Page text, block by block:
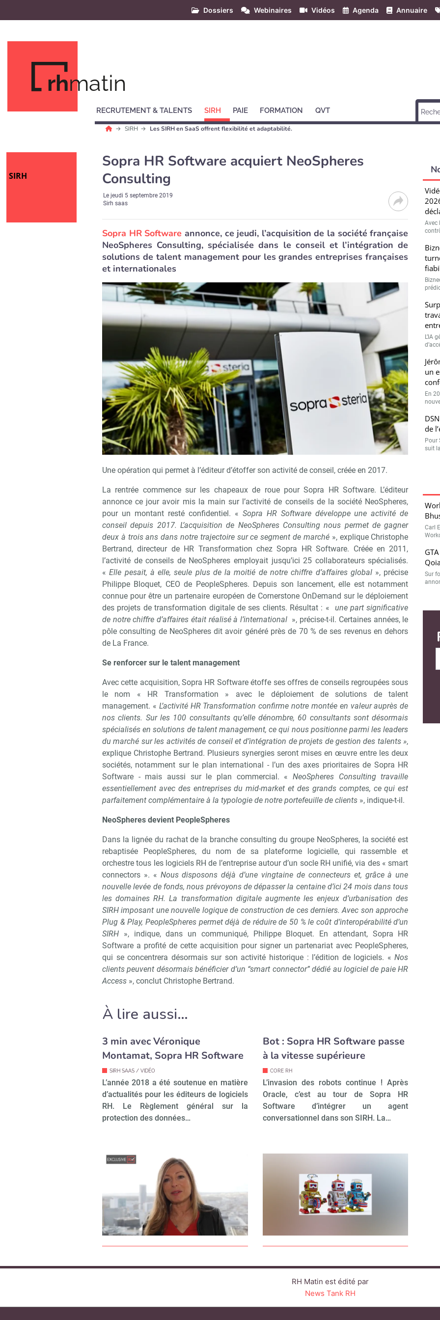
Dossiers Webinaires Vidéos Agenda Annuaire
rhmatin
RECRUTEMENT & TALENTS SIRH PAIE FORMATION QVT
SIRH Les SIRH en SaaS offrent flexibilité et adaptabilité.
SIRH
Sopra HR Software acquiert NeoSpheres
Consulting
Lejeudi 5 septembre 2019
Sirh saas
Sopra HR Software annonce, ce jeudi, l’acquisition de la société française
NeoSpheres Consulting, spécialisée dans le conseil et l’intégration de
solutions de talent management pour les grandes entreprises françaises
et internationales
Une opération qui permet à l’éditeur d’étoffer son activité de conseil, créée en 2017.
La rentrée commence sur les chapeaux de roue pour Sopra HR Software. L’éditeur
annonce ce jour avoir mis la main sur l’activité de conseils de la société NeoSpheres,
pour un montant resté confidentiel. « Sopra HR Software développe une activité de
conseil depuis 2017. L’acquisition de NeoSpheres Consulting nous permet de gagner
deux à trois ans dans notre trajectoire sur ce segment de marché», explique Christophe
Bertrand, directeur de HR Transformation chez Sopra HR Software. Créée en 2011,
l’activité de conseils de NeoSpheres employait jusqu’ici 25 collaborateurs spécialisés.
«Elle pesait, à elle, seule plus de la moitié de notre chiffre d’affaires global», précise
Philippe Bloquet, CEO de PeopleSpheres. Depuis son lancement, elle est notamment
connue pour être un partenaire européen de Cornerstone OnDemand sur le déploiement
des projets de transformation digitale de ses clients. Résultat : «
une part significative
de notre chiffre d’affaires était réalisé à l’international », précise-t-il. Certaines années, le
pôle consulting de NeoSpheres dit avoir généré près de 70 % de ses revenus en dehors
de La France.
Se renforcer sur le talent management
Avec cette acquisition, Sopra HR Software étoffe ses offres de conseils regroupées sous
le nom « HR Transformation » avec le déploiement de solutions de talent
management. « L’activité HR Transformation confirme notre montée en valeur auprès de
nos clients. Sur les 100 consultants qu’elle dénombre, 60 consultants sont désormais
spécialisés en solutions de talent management, ce qui nous positionne parmi les leaders
du marché sur les activités de conseil et d’intégration de projets de gestion des talents »,
explique Christophe Bertrand. Plusieurs synergies seront mises en œuvre entre les deux
sociétés, notamment sur le plan international - l’un des axes prioritaires de Sopra HR
Software - mais aussi sur le plan commercial. « NeoSpheres Consulting travaille
essentiellement avec des entreprises du mid-market et des grands comptes, ce qui est
parfaitement complémentaire à la typologie de notre portefeuille de clients », indique-t-il.
NeoSpheres devient PeopleSpheres
Dans la lignée du rachat de la branche consulting du groupe NeoSpheres, la société est
rebaptisée PeopleSpheres, du nom de sa plateforme logicielle, qui rassemble et
orchestre tous les logiciels RH de l’entreprise autour d’un socle RH unifié, via des « smart
connectors ». « Nous disposons déjà d’une vingtaine de connecteurs et, grâce à une
nouvelle levée de fonds, nous prévoyons de dépasser la centaine d’ici 24 mois dans tous
les domaines RH. La transformation digitale augmente les enjeux d’urbanisation des
SIRH imposant une nouvelle logique de construction de ces derniers. Avec son approche
Plug & Play, PeopleSpheres permet déjà de réduire de 50 % le coût d’interopérabilité d’un
SIRH », indique, dans un communiqué, Philippe Bloquet. En attendant, Sopra HR
Software a profité de cette acquisition pour signer un partenariat avec PeopleSpheres,
qui se concentrera désormais sur son activité historique : l’édition de logiciels. «Nos
clients peuvent désormais bénéficier d’un “smart connector” dédié au logiciel de paie HR
Access », conclut Christophe Bertrand.
À lire aussi…
3 min avec Véronique
Montamat, Sopra HR Software
SIRH SAAS / VIDÉO
L’année 2018 a été soutenue en matière
d’actualités pour les éditeurs de logiciels
RH. Le Règlement général sur la
protection des données…
Bot : Sopra HR Software passe
à la vitesse supérieure
CORE RH
L’invasion des robots continue ! Après
Oracle, c’est au tour de Sopra HR
Software d’intégrer un agent
conversationnel dans son SIRH. La…
Avec
L’IA
un
En
de
Pour
suit
Carl
Sur
Recevoir RH Matin Abonnez-vous à notre newsletter
Non merci, je reçois déjà ! Je déciderai plus tard
RH Matin est édité par
News Tank RH